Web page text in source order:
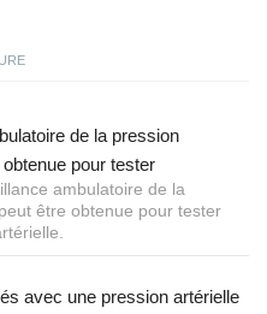
ambulatoire de la
être obtenue pour tester
avec une pression artérielle